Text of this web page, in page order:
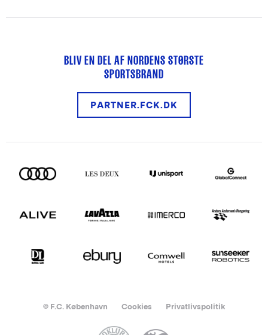
BLIV EN DEL AF NORDENS STØRSTE
SPORTSBRAND
PARTNER.FCK.DK
© F.C. København Cookies Privatlivspolitik